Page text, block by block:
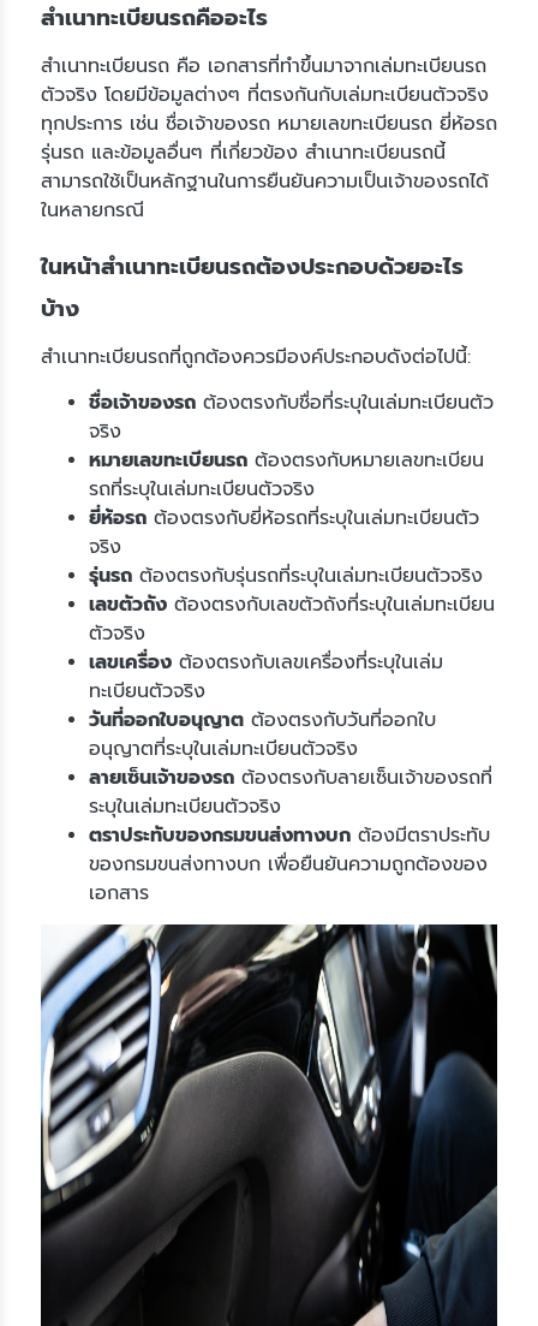
สำเนาทะเบียนรถคืออะไร
สำเนาทะเบียนรถ คือ เอกสารที่ทำขึ้นมาจากเล่มทะเบียนรถ
ตัวจริง โดยมีข้อมูลต่างๆ ที่ตรงกันกับเล่มทะเบียนตัวจริง
ทุกประการ เช่น ชื่อเจ้าของรถ หมายเลขทะเบียนรถ ยี่ห้อรถ
รุ่นรถ และข้อมูลอื่นๆ ที่เกี่ยวข้อง สำเนาทะเบียนรถนี้
สามารถใช้เป็นหลักฐานในการยืนยันความเป็นเจ้าของรถได้
ในหลายกรณี
ในหน้าสำเนาทะเบียนรถต้องประกอบด้วยอะไร
บ้าง
สำเนาทะเบียนรถที่ถูกต้องควรมีองค์ประกอบดังต่อไปนี้:
ชื่อเจ้าของรถ ต้องตรงกับชื่อที่ระบุในเล่มทะเบียนตัว
จริง
หมายเลขทะเบียนรถ ต้องตรงกับหมายเลขทะเบียน
รถที่ระบุในเล่มทะเบียนตัวจริง
ยี่ห้อรถ ต้องตรงกับยี่ห้อรถที่ระบุในเล่มทะเบียนตัว
จริง
รุ่นรถ ต้องตรงกับรุ่นรถที่ระบุในเล่มทะเบียนตัวจริง
เลขตัวถัง ต้องตรงกับเลขตัวถังที่ระบุในเล่มทะเบียน
ตัวจริง
เลขเครื่อง ต้องตรงกับเลขเครื่องที่ระบุในเล่ม
ทะเบียนตัวจริง
วันที่ออกใบอนุญาต ต้องตรงกับวันที่ออกใบ
อนุญาตที่ระบุในเล่มทะเบียนตัวจริง
ลายเซ็นเจ้าของรถ ต้องตรงกับลายเซ็นเจ้าของรถที่
ระบุในเล่มทะเบียนตัวจริง
ตราประทับของกรมขนส่งทางบก ต้องมีตราประทับ
ของกรมขนส่งทางบก เพื่อยืนยันความถูกต้องของ
เอกสาร